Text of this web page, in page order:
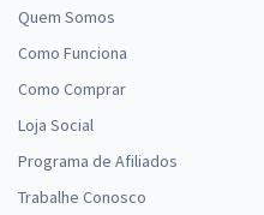
TRE MS - Tribunal Regional
Quem Somos
Como Funciona
Como Comprar
Loja Social
Programa de Afiliados
Trabalhe Conosco